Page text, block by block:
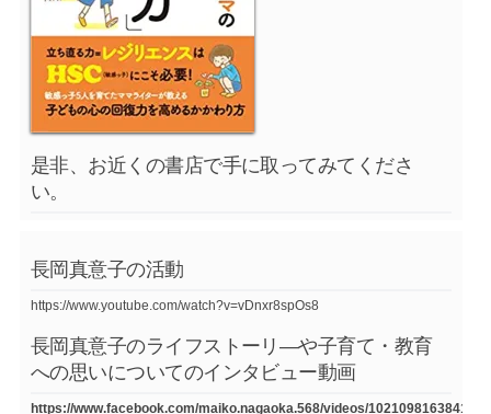
是非、お近くの書店で手に取ってみてくださ
い。
長岡真意子の活動
https://www.youtube.com/watch?v=vDnxr8spOs8
長岡真意子のライフストーリ―や子育て・教育
への思いについてのインタビュー動画
https://www.facebook.com/maiko.nagaoka.568/videos/